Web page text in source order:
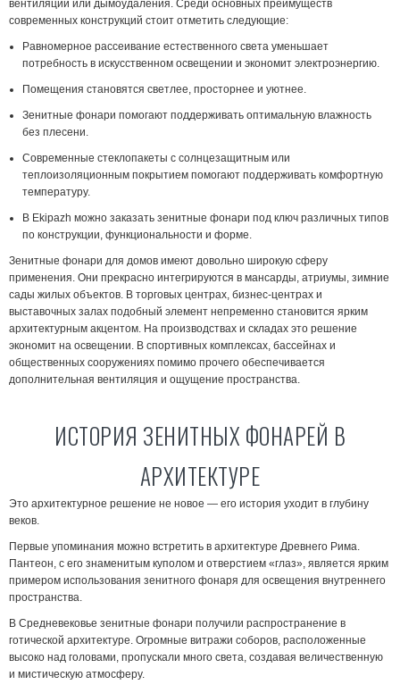
вентиляции или дымоудаления. Среди основных преимуществ
современных конструкций стоит отметить следующие:
Равномерное рассеивание естественного света уменьшает
потребность в искусственном освещении и экономит электроэнергию.
Помещения становятся светлее, просторнее и уютнее.
Зенитные фонари помогают поддерживать оптимальную влажность
без плесени.
Современные стеклопакеты с солнцезащитным или
теплоизоляционным покрытием помогают поддерживать комфортную
температуру.
В Ekipazh можно заказать зенитные фонари под ключ различных типов
по конструкции, функциональности и форме.
Зенитные фонари для домов имеют довольно широкую сферу
применения. Они прекрасно интегрируются в мансарды, атриумы, зимние
сады жилых объектов. В торговых центрах, бизнес-центрах и
выставочных залах подобный элемент непременно становится ярким
архитектурным акцентом. На производствах и складах это решение
экономит на освещении. В спортивных комплексах, бассейнах и
общественных сооружениях помимо прочего обеспечивается
дополнительная вентиляция и ощущение пространства.
ИСТОРИЯ ЗЕНИТНЫХ ФОНАРЕЙ В
АРХИТЕКТУРЕ
Это архитектурное решение не новое — его история уходит в глубину
веков.
Первые упоминания можно встретить в архитектуре Древнего Рима.
Пантеон, с его знаменитым куполом и отверстием «глаз», является ярким
примером использования зенитного фонаря для освещения внутреннего
пространства.
В Средневековье зенитные фонари получили распространение в
готической архитектуре. Огромные витражи соборов, расположенные
высоко над головами, пропускали много света, создавая величественную
и мистическую атмосферу.